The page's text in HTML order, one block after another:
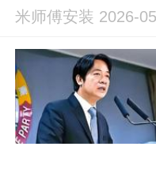
米师傅安装 2026-